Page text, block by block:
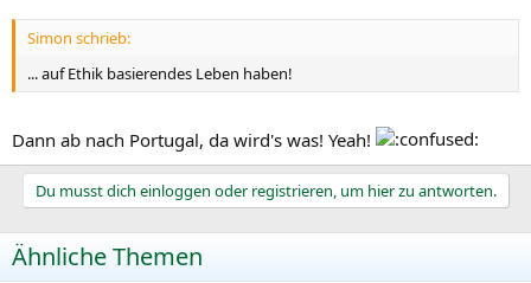
Simon schrieb:
... auf Ethik basierendes Leben haben!
Dann ab nach Portugal, da wird's was! Yeah!
Du musst dich einloggen oder registrieren, um hier zu antworten.
Ähnliche Themen